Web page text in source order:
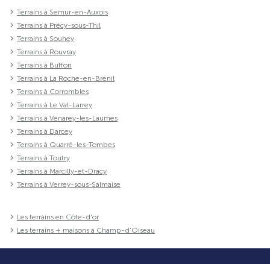
Terrains à Semur-en-Auxois
Terrains à Précy-sous-Thil
Terrains à Souhey
Terrains à Rouvray
Terrains à Buffon
Terrains à La Roche-en-Brenil
Terrains à Corrombles
Terrains à Le Val-Larrey
Terrains à Venarey-les-Laumes
Terrains à Darcey
Terrains à Quarré-les-Tombes
Terrains à Toutry
Terrains à Marcilly-et-Dracy
Terrains à Verrey-sous-Salmaise
Les terrains en Côte-d'or
Les terrains + maisons à Champ-d'Oiseau